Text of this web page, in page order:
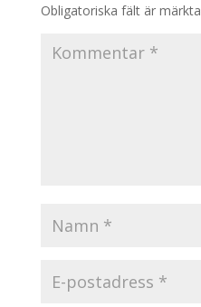
Obligatoriska fält är märkta